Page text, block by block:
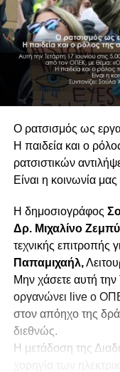
Ο ρατσισμός ως
Η παιδεία και ο
ρατσιστικών
Είναι η κοινωνία μας
Η δημοσιογράφος
Δρ. Μιχαλίνο
τεχνικής επιτροπής
Παπαμιχαήλ,
Μην χάσετε αυτή
οργανώνει live ο
στον απόηχο της
διεθνώς.
H μετάδοση της